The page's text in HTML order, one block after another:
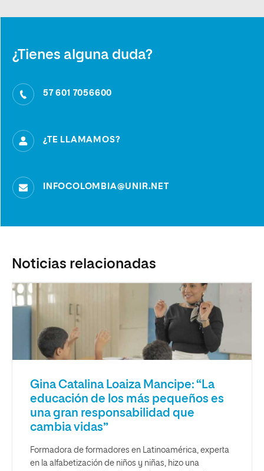
¿Tienes alguna duda?
57 601 7056600
¿TE LLAMAMOS?
INFOCOLOMBIA@UNIR.NET
Noticias relacionadas
Gina Catalina Loaiza Mancipe: “La
educación de los más pequeños es
una gran responsabilidad que
cambia vidas”
Formadora de formadores en Latinoamérica, experta
en la alfabetización de niños y niñas, hizo una